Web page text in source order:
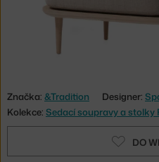
Značka: &Tradition Designer:
Kolekce: Sedací soupravy a stolky
DO